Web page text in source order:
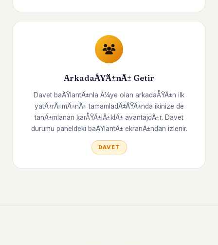
ArkadaÅŸÄ±nÄ± Getir
Davet baÄŸlantÄ±nla Ã¼ye olan arkadaÅŸÄ±n ilk
yatÄ±rÄ±mÄ±nÄ± tamamladÄ±ÄŸÄ±nda ikinize de
tanÄ±mlanan karÅŸÄ±lÄ±klÄ± avantajdÄ±r. Davet
durumu paneldeki baÄŸlantÄ± ekranÄ±ndan izlenir.
DAVET